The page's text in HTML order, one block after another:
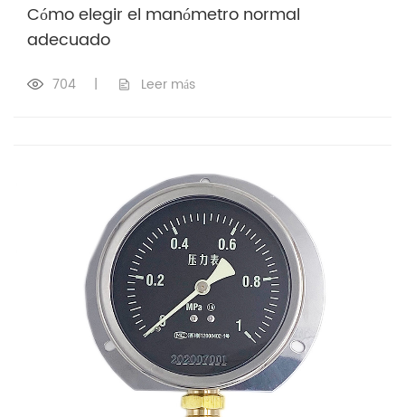
Cómo elegir el manómetro normal
adecuado
704 | Leer más